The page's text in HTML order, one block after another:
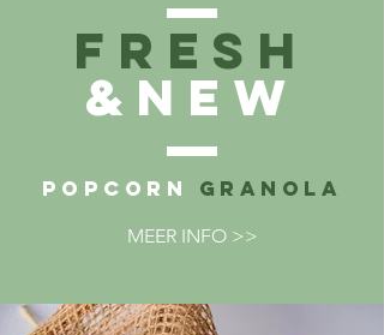
FRESH
&NEW
POPCORN GRANOLA
MEER INFO >>